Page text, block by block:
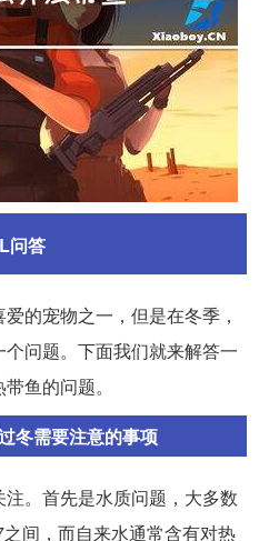
问答
的宠物之一，但是在冬季，
问题。下面我们就来解答一
鱼的问题。
冬需要注意的事项
。首先是水质问题，大多数
间，而自来水通常含有对热